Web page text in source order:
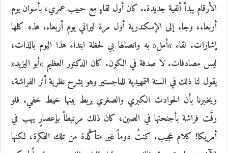
الأرقام يبدأ ألفية جديدة.. كان أول لقاءٍ مع حبيب عمري، بأسوان يوم
أربعاء، وجاء إلى الإسكندرية أول مرة ليراني يوم أربعاء. هذه كلها
إشارات. لقاء »أمل« به واتصالها بي لحظة ابتداء هذا اليوم بالذات،
ليس مصادفات. لا صدفة في الكون. كان الدكتور العظيم »أبو اليزيد«
يقول لنا ذلك في السنة التمهيدية للماجستير وهو يشرح نظرية أثر الفراشة،
ويخبرنا بأن الحوادث الكبري والصغري يربط بينها خيط خفي. فلو
رفَّت فراشة بأجنحتها في الصين، كان ذلك مرتبطاً بإعصارٍ يهب في
أمريكا! كلام عجيب. كنتُ دوماً غير متأكَّدة من تلك الفكرة، لكنها